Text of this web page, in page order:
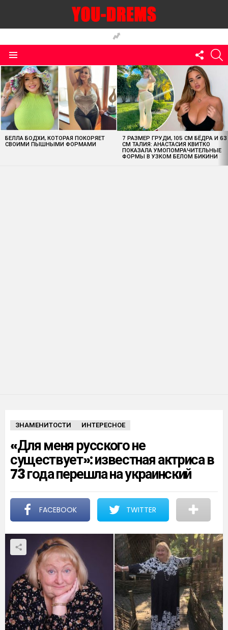
US
MOST
VIEWED
STORIES
БЕЛЛА БОДХИ, КОТОРАЯ ПОКОРЯЕТ
СВОИМИ ПЫШНЫМИ ФОРМАМИ
7 РАЗМЕР ГРУДИ, 105 СМ БЁДРА И 63
СМ ТАЛИЯ: АНАСТАСИЯ КВИТКО
ПОКАЗАЛА УМОПОМРАЧИТЕЛЬНЫЕ
ФОРМЫ В УЗКОМ БЕЛОМ БИКИНИ
ЗНАМЕНИТОСТИ ИНТЕРЕСНОЕ
«Для меня русского не
существует»: известная актриса в
73 года перешла на украинский
FACEBOOK TWITTER